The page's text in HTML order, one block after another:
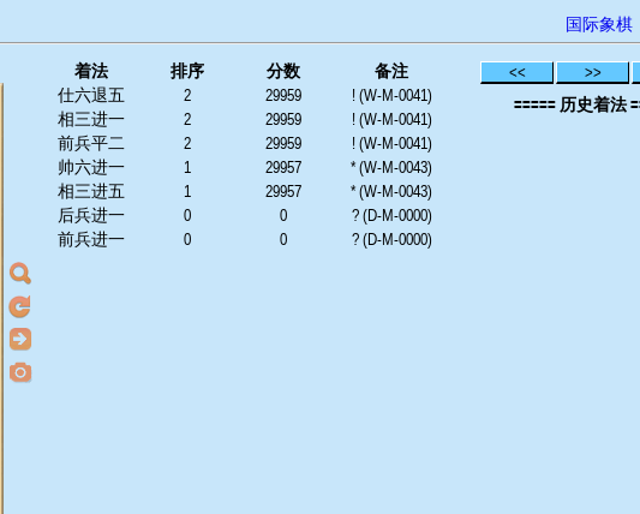
国际象棋
着法 排序 分数
备注
仕六退五
2 29959
! (W-M-0041)
相三进一
2 29959
! (W-M-0041)
前兵平二
2 29959
! (W-M-0041)
帅六进一
1 29957
* (W-M-0043)
相三进五
1 29957
* (W-M-0043)
后兵进一
0 0
? (D-M-0000)
前兵进一
0 0 ? (D-M-0000)
<< >>
===== 历史着法